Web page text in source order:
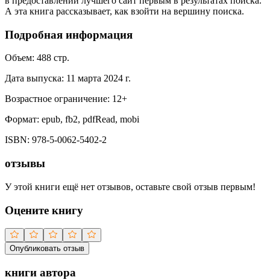
А эта книга рассказывает, как взойти на вершину поиска.
Подробная информация
Объем: 488 стр.
Дата выпуска: 11 марта 2024 г.
Возрастное ограничение: 12+
Формат: epub, fb2, pdfRead, mobi
ISBN: 978-5-0062-5402-2
отзывы
У этой книги ещё нет отзывов, оставьте свой отзыв первым!
Оцените книгу
Опубликовать отзыв
книги автора